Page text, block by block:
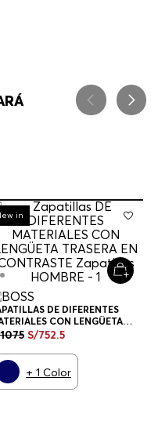
30% in
DE DIFERENTES
CON LENGÜETA
EN CONTRASTE
1075 S/752.5
+ 1 Color